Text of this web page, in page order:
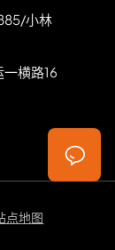
小林
横路16
点地图